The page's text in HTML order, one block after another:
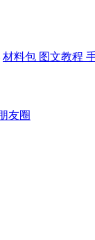
材料包 图文教程
友圈